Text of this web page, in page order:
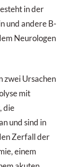
in der
und andere B-
Neurologen
zwei Ursachen
mit
die
und sind in
Zerfall der
einem